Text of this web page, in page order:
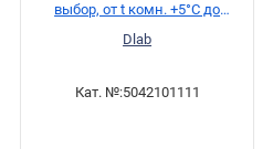
выбор, от t комн. +5°C до
+100°C, Dlab
Dlab
Кат. №:5042101111